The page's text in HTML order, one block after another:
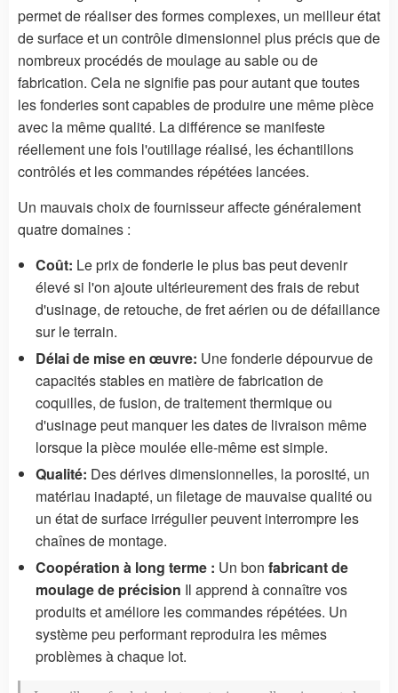
permet de réaliser des formes complexes, un meilleur état
de surface et un contrôle dimensionnel plus précis que de
nombreux procédés de moulage au sable ou de
fabrication. Cela ne signifie pas pour autant que toutes
les fonderies sont capables de produire une même pièce
avec la même qualité. La différence se manifeste
réellement une fois l'outillage réalisé, les échantillons
contrôlés et les commandes répétées lancées.
Un mauvais choix de fournisseur affecte généralement
quatre domaines :
Coût: Le prix de fonderie le plus bas peut devenir
élevé si l'on ajoute ultérieurement des frais de rebut
d'usinage, de retouche, de fret aérien ou de défaillance
sur le terrain.
Délai de mise en œuvre: Une fonderie dépourvue de
capacités stables en matière de fabrication de
coquilles, de fusion, de traitement thermique ou
d'usinage peut manquer les dates de livraison même
lorsque la pièce moulée elle-même est simple.
Qualité: Des dérives dimensionnelles, la porosité, un
matériau inadapté, un filetage de mauvaise qualité ou
un état de surface irrégulier peuvent interrompre les
chaînes de montage.
Coopération à long terme : Un bon fabricant de
moulage de précision Il apprend à connaître vos
produits et améliore les commandes répétées. Un
système peu performant reproduira les mêmes
problèmes à chaque lot.